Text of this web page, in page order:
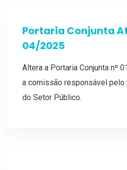
Portaria Conjunta
04/2025
Altera a Portaria Conjunta nº
a comissão responsável
do Setor Público.